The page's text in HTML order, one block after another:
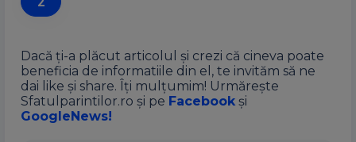
Dacă ți-a plăcut articolul și crezi că cineva poate
beneficia de informatiile din el, te invităm să ne
dai like și share. Îți mulțumim! Urmărește
Sfatulparintilor.ro și pe Facebook și
GoogleNews!